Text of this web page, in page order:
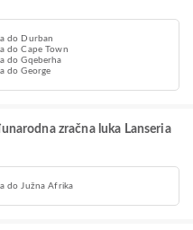
do Durban
do Cape Town
do Gqeberha
do George
zračna luka Lanseria
do Južna Afrika